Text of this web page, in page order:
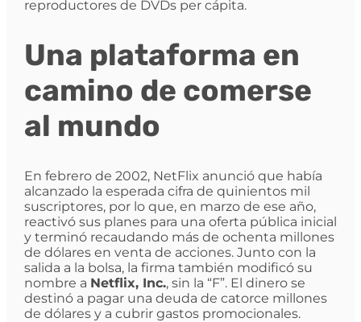
reproductores de DVDs per cápita.
Una plataforma en
camino de comerse
al mundo
En febrero de 2002, NetFlix anunció que había
alcanzado la esperada cifra de quinientos mil
suscriptores, por lo que, en marzo de ese año,
reactivó sus planes para una oferta pública inicial
y terminó recaudando más de ochenta millones
de dólares en venta de acciones. Junto con la
salida a la bolsa, la firma también modificó su
nombre a Netflix, Inc., sin la “F”. El dinero se
destinó a pagar una deuda de catorce millones
de dólares y a cubrir gastos promocionales.